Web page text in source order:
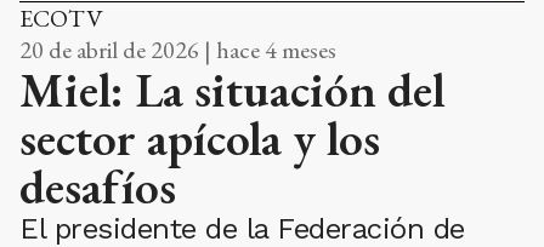
ECOTV
20 de abril de 2026 | hace 4 meses
Miel: La situación del
sector apícola y los
desafíos
El presidente de la Federación de